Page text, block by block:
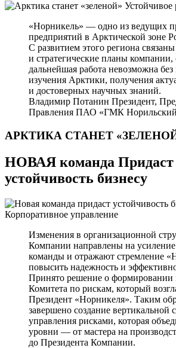
Устойчивое
«Норникель» — одно из ведущих
предприятий в Арктической зоне
С развитием этого региона
и стратегические планы компании,
дальнейшая работа невозможна без
изучения Арктики, получения
и достоверных научных знаний.
Владимир Потанин Президент,
Правления ПАО «ГМК Норильский
АРКТИКА СТАНЕТ
НОВАЯ команда Придаст
устойчивость бизнесу
Корпоративное управление
Изменения в организационной
Компании направлены на
команды и отражают стремление
повысить надежность и
Принято решение о формировании
Комитета по рискам, который
Президент «Норникеля». Таким
завершено создание вертикальной
управления рисками, которая
уровни — от мастера на
до Президента Компании.